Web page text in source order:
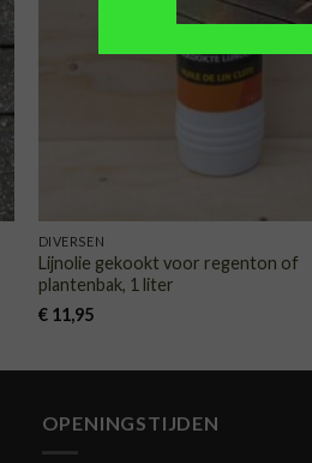
DIVERSEN
Lijnolie gekookt voor regenton of
plantenbak, 1 liter
€11,95
OPENINGSTIJDEN